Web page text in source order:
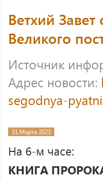
Ветхий
Великого
Источник
Адрес новости:
segodnya-
31 Марта 2023
На 6-м часе:
КНИГА